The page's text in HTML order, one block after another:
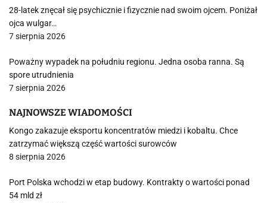
28-latek znęcał się psychicznie i fizycznie nad swoim ojcem. Poniżał
ojca wulgar…
7 sierpnia 2026
Poważny wypadek na południu regionu. Jedna osoba ranna. Są
spore utrudnienia
7 sierpnia 2026
NAJNOWSZE WIADOMOŚCI
Kongo zakazuje eksportu koncentratów miedzi i kobaltu. Chce
zatrzymać większą część wartości surowców
8 sierpnia 2026
Port Polska wchodzi w etap budowy. Kontrakty o wartości ponad
54 mld zł